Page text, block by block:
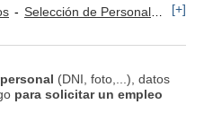
Selección de Personal [+]
(DNI, foto,...), datos
para solicitar un empleo